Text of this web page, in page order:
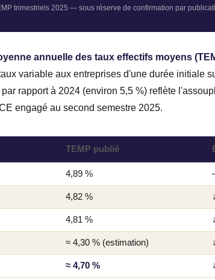
trimestriels 2025 — sous réserve de confirmation par
annuelle des taux effectifs moyens
variable aux entreprises d'une durée initiale
rapport à 2024 (environ 5,5 %) reflète
engagé au second semestre 2025.
TEMP publié
4,89 %
4,82 %
4,81 %
≈ 4,30 % (estimation)
≈ 4,70 %